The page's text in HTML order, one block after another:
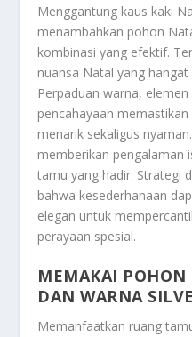
Menggantung kaus kaki
menambahkan pohon
kombinasi yang efektif.
nuansa Natal yang
Perpaduan warna,
pencahayaan
menarik sekaligus
memberikan pengalaman
tamu yang hadir. Strategi
bahwa kesederhanaan
elegan untuk
perayaan spesial.
MEMAKAI POHON
DAN WARNA
Memanfaatkan ruang